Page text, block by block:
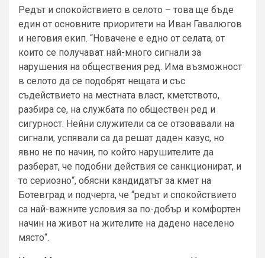
Редът и спокойствието в селото – това ще бъде
един от основните приоритети на Иван Гавалюгов
и неговия екип. “Новачене е едно от селата, от
които се получават най-много сигнали за
нарушения на обществения ред. Има възможност
в селото да се подобрят нещата и със
съдействието на местната власт, кметството,
разбира се, на службата по обществен ред и
сигурност. Нейни служители са се отзовавали на
сигнали, успявали са да решат даден казус, но
явно не по начин, по който нарушителите да
разберат, че подобни действия се санкционират, и
то сериозно“, обясни кандидатът за кмет на
Ботевград и подчерта, че “редът и спокойствието
са най-важните условия за по-добър и комфортен
начин на живот на жителите на дадено населено
място“.